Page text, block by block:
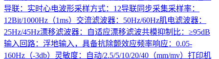
导联：实时心电波形采样方式：12导联同步采集采样率：
12Bit/1000Hz（1ms）交流滤波器：50Hz/60Hz肌电滤波器：
25Hz/45Hz漂移滤波器：自适应漂移滤波共模抑制比：≥95dB
输入回路：浮地输入，具备抗除颤效应频率响应：0.05-
160Hz（-3db）灵敏度：自动/2.5/5/10/20/40（mm/mv）打印机